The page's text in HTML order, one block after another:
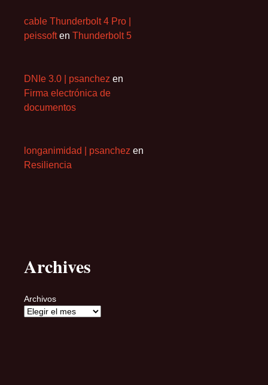
cable Thunderbolt 4 Pro |
peissoften Thunderbolt 5
DNIe 3.0 | psanchez en
Firma electrónica de
documentos
longanimidad | psanchez en
Resiliencia
Archives
Archivos